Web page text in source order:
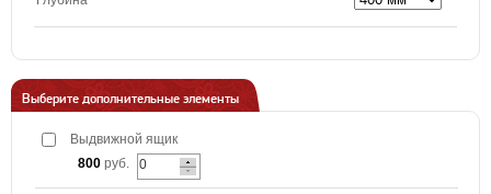
Выберите дополнительные элементы
Выдвижной ящик
800 руб.